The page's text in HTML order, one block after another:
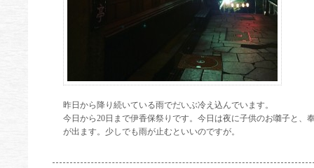
昨日から降り続いている雨でだいぶ冷え込んでいます。
今日から20日まで伊香保祭りです。今日は夜に子供のお囃子と、
が出ます。少しでも雨が止むといいのですが。